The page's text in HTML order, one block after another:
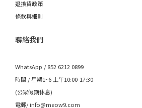
退換貨政策
條款與細則
聯絡我們
WhatsApp / 852 6212 0899
時間 / 星期1~6 上午10:00-17:30
(公眾假期休息)
電郵/ info@meow9.com